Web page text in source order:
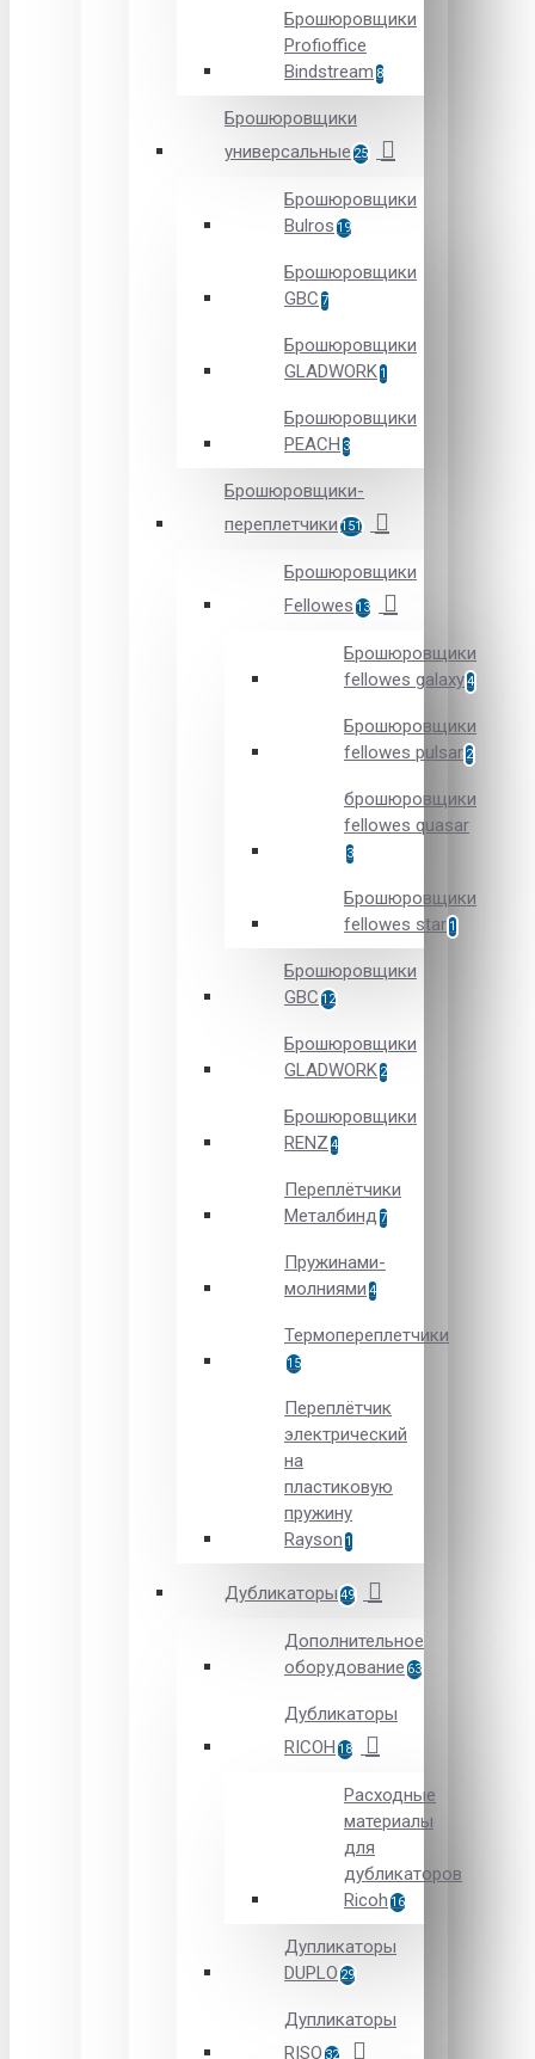
Брошюровщики
Profioffice
Bindstream 8
Брошюровщики
универсальные 25
Брошюровщики
Bulros 19
Брошюровщики
GBC 7
Брошюровщики
GLADWORK 1
Брошюровщики
PEACH 3
Брошюровщики-
переплетчики 151
Брошюровщики
Fellowes 13
Брошюровщики
fellowes galaxy4
Брошюровщики
fellowes pulsar 2
брошюровщики
fellowes quasar
3
Брошюровщики
fellowes star 1
Брошюровщики
GBC 12
Брошюровщики
GLADWORK 2
Брошюровщики
RENZ 4
Переплётчики
Металбинд 7
Пружинами-
молниями 4
Термопереплетчики
15
Переплётчик
электрический
на
пластиковую
пружину
Rayson 1
Дубликаторы 49
Дополнительное
оборудование 63
Дубликаторы
RICOH 18
Расходные
материалы
для
дубликаторов
Ricoh 16
Дупликаторы
DUPLO 29
Дупликаторы
RISO 32